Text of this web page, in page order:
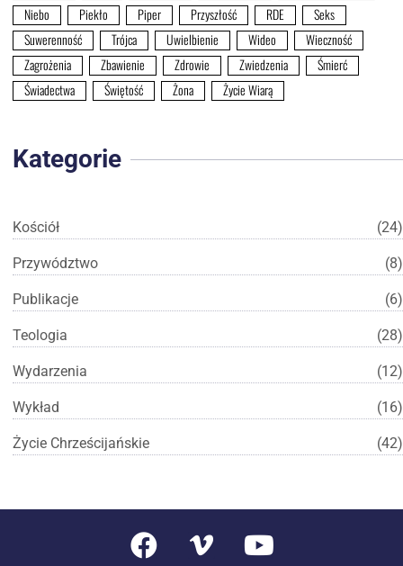
Niebo
Piekło Piper Przyszłość RDE
Seks
Suwerenność
Trójca Uwielbienie Wideo
Wieczność
Zagrożenia
Zbawienie Zdrowie Zwiedzenia
Śmierć
Świadectwa
Świętość Żona Życie Wiarą
Kategorie
Kościół (24)
Przywództwo (8)
Publikacje (6)
Teologia (28)
Wydarzenia (12)
Wykład (16)
Życie Chrześcijańskie (42)